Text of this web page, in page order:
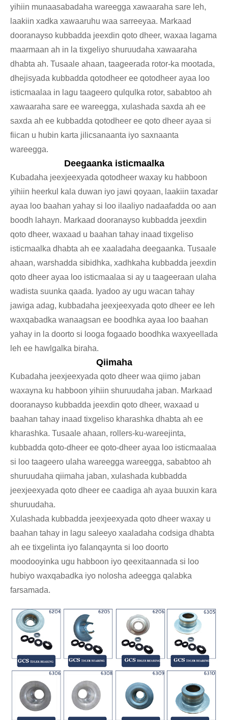
yihiin munaasabadaha wareegga xawaaraha sare leh,
laakiin xadka xawaaruhu waa sarreeyaa. Markaad
dooranayso kubbadda jeexdin qoto dheer, waxaa lagama
maarmaan ah in la tixgeliyo shuruudaha xawaaraha
dhabta ah. Tusaale ahaan, taageerada rotor-ka mootada,
dhejisyada kubbadda qotodheer ee qotodheer ayaa loo
isticmaalaa in lagu taageero qulqulka rotor, sababtoo ah
xawaaraha sare ee wareegga, xulashada saxda ah ee
saxda ah ee kubbadda qotodheer ee qoto dheer ayaa si
fiican u hubin karta jilicsanaanta iyo saxnaanta
wareegga.
Deegaanka isticmaalka
Kubadaha jeexjeexyada qotodheer waxay ku habboon
yihiin heerkul kala duwan iyo jawi qoyaan, laakiin taxadar
ayaa loo baahan yahay si loo ilaaliyo nadaafadda oo aan
boodh lahayn. Markaad dooranayso kubbadda jeexdin
qoto dheer, waxaad u baahan tahay inaad tixgeliso
isticmaalka dhabta ah ee xaaladaha deegaanka. Tusaale
ahaan, warshadda sibidhka, xadhkaha kubbadda jeexdin
qoto dheer ayaa loo isticmaalaa si ay u taageeraan ulaha
wadista suunka qaada. Iyadoo ay ugu wacan tahay
jawiga adag, kubbadaha jeexjeexyada qoto dheer ee leh
waxqabadka wanaagsan ee boodhka ayaa loo baahan
yahay in la doorto si looga fogaado boodhka waxyeellada
leh ee hawlgalka biraha.
Qiimaha
Kubadaha jeexjeexyada qoto dheer waa qiimo jaban
waxayna ku habboon yihiin shuruudaha jaban. Markaad
dooranayso kubbadda jeexdin qoto dheer, waxaad u
baahan tahay inaad tixgeliso kharashka dhabta ah ee
kharashka. Tusaale ahaan, rollers-ku-wareejinta,
kubbadda qoto-dheer ee qoto-dheer ayaa loo isticmaalaa
si loo taageero ulaha wareegga wareegga, sababtoo ah
shuruudaha qiimaha jaban, xulashada kubbadda
jeexjeexyada qoto dheer ee caadiga ah ayaa buuxin kara
shuruudaha.
Xulashada kubbadda jeexjeexyada qoto dheer waxay u
baahan tahay in lagu saleeyo xaaladaha codsiga dhabta
ah ee tixgelinta iyo falanqaynta si loo doorto
moodooyinka ugu habboon iyo qeexitaannada si loo
hubiyo waxqabadka iyo nolosha adeegga qalabka
farsamada.